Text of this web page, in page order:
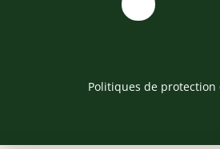
Politiques de